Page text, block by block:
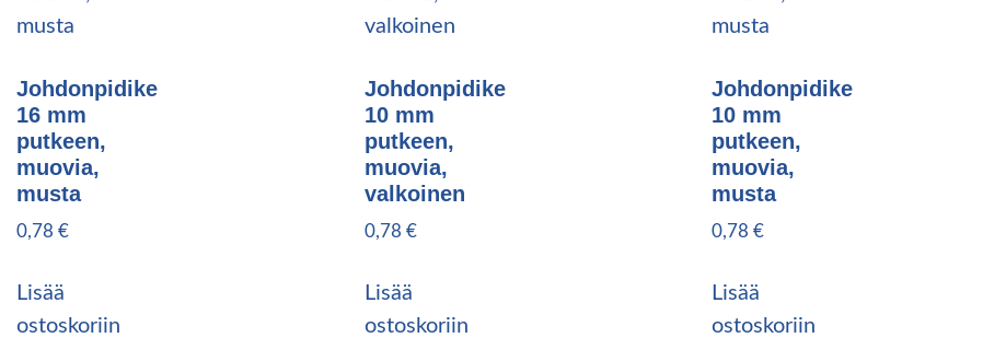
Johdonpidike
16 mm
putkeen,
muovia,
musta
0,78 €
Lisää
ostoskoriin
Johdonpidike
10 mm
putkeen,
muovia,
valkoinen
0,78 €
Lisää
ostoskoriin
Johdonpidike
10 mm
putkeen,
muovia,
musta
0,78 €
Lisää
ostoskoriin